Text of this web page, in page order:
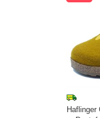
Haflinger